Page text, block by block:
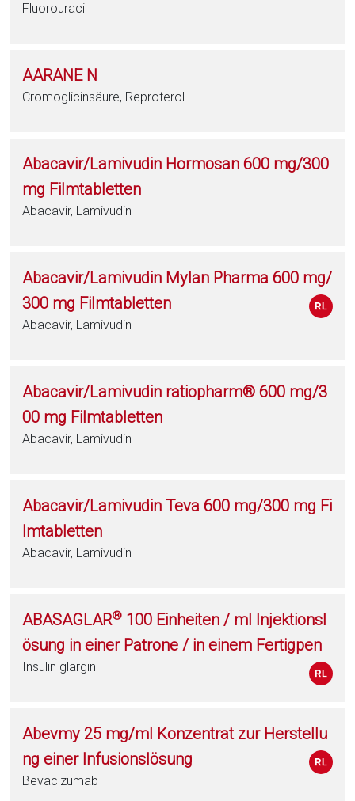
Fluorouracil
AARANE N
Cromoglicinsäure, Reproterol
Abacavir/Lamivudin Hormosan 600 mg/300
mg Filmtabletten
Abacavir, Lamivudin
Abacavir/Lamivudin Mylan Pharma 600 mg/
300 mg Filmtabletten
Abacavir, Lamivudin
Abacavir/Lamivudin ratiopharm® 600 mg/3
00 mg Filmtabletten
Abacavir, Lamivudin
Abacavir/Lamivudin Teva 600 mg/300 mg Fi
lmtabletten
Abacavir, Lamivudin
ABASAGLAR® 100 Einheiten / ml Injektionsl
ösung in einer Patrone / in einem Fertigpen
Insulin glargin
Abevmy 25 mg/ml Konzentrat zur Herstellu
ng einer Infusionslösung
Bevacizumab